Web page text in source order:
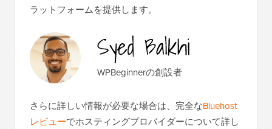
ラットフォームを提供します。
WPBeginnerの創設者
さらに詳しい情報が必要な場合は、完全なBluehost
レビューでホスティングプロバイダーについて詳し